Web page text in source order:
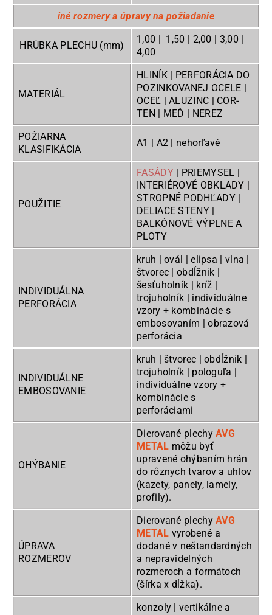
iné rozmery a úpravy na požiadanie
HRÚBKA PLECHU (mm)
1,00 | 1,50 | 2,00 | 3,00 |
4,00
MATERIÁL
HLINÍK | PERFORÁCIA DO
POZINKOVANEJ OCELE |
OCEĽ | ALUZINC | COR-
TEN | MEĎ | NEREZ
POŽIARNA
KLASIFIKÁCIA
A1 | A2 | nehorľavé
POUŽITIE
FASÁDY| PRIEMYSEL |
INTERIÉROVÉ OBKLADY |
STROPNÉ PODHĽADY |
DELIACE STENY |
BALKÓNOVÉ VÝPLNE A
PLOTY
INDIVIDUÁLNA
PERFORÁCIA
kruh | ovál | elipsa | vlna |
štvorec | obdĺžnik |
šesťuholník | kríž |
trojuholník | individuálne
vzory + kombinácie s
embosovaním | obrazová
perforácia
INDIVIDUÁLNE
EMBOSOVANIE
kruh | štvorec | obdĺžnik |
trojuholník | pologuľa |
individuálne vzory +
kombinácie s
perforáciami
OHÝBANIE
Dierované plechyAVG
METAL môžu byť
upravené ohýbaním hrán
do rôznych tvarov a uhlov
(kazety, panely, lamely,
profily).
ÚPRAVA
ROZMEROV
Dierované plechyAVG
METAL vyrobené a
dodané v neštandardných
a nepravidelných
rozmeroch a formátoch
(šírka x dĺžka).
konzoly | vertikálne a